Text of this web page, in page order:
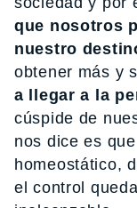
que nosotros
nuestro
obtener más y
a llegar a la
cúspide de
nos dice es
homeostático,
el control